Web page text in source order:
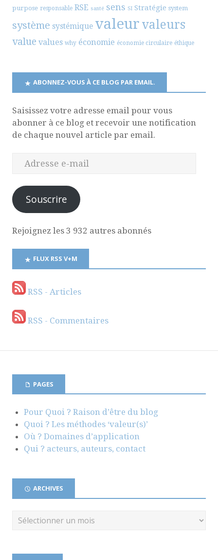
purpose responsable RSE santé sens SI Stratégie system
système systémique valeur valeurs
value values why économie économie circulaire éthique
ABONNEZ-VOUS À CE BLOG PAR EMAIL.
Saisissez votre adresse email pour vous
abonner à ce blog et recevoir une notification
de chaque nouvel article par email.
Souscrire
Rejoignez les 3 932 autres abonnés
FLUX RSS V+M
RSS - Articles
RSS - Commentaires
PAGES
Pour Quoi ? Raison d’être du blog
Quoi ? Les méthodes ‘valeur(s)’
Où ? Domaines d’application
Qui ? acteurs, auteurs, contact
ARCHIVES